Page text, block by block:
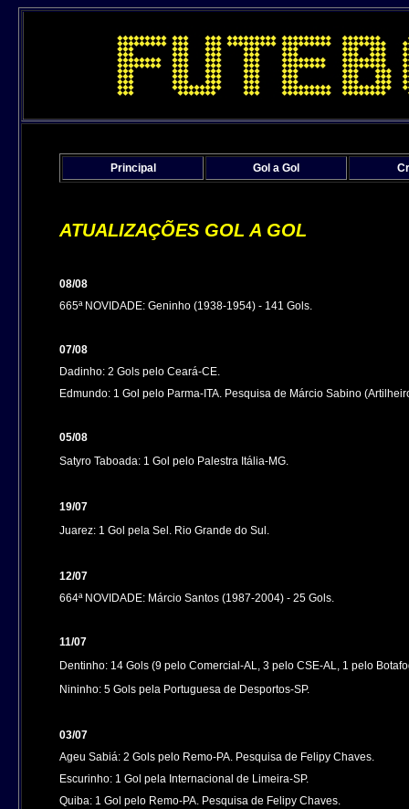
Principal Gol a Gol
ATUALIZAÇÕES GOL A GOL
08/08
665ª NOVIDADE: Geninho (1938-1954) - 141 Gols.
07/08
Dadinho: 2 Gols pelo Ceará-CE.
Edmundo: 1 Gol pelo Parma-ITA. Pesquisa de Márcio Sabino
05/08
Satyro Taboada: 1 Gol pelo Palestra Itália-MG.
19/07
Juarez: 1 Gol pela Sel. Rio Grande do Sul.
12/07
664ª NOVIDADE: Márcio Santos (1987-2004) - 25 Gols.
11/07
Dentinho: 14 Gols (9 pelo Comercial-AL, 3 pelo CSE-AL, 1 pelo
Nininho: 5 Gols pela Portuguesa de Desportos-SP.
03/07
Ageu Sabiá: 2 Gols pelo Remo-PA. Pesquisa de Felipy Chaves.
Escurinho: 1 Gol pela Internacional de Limeira-SP.
Quiba: 1 Gol pelo Remo-PA. Pesquisa de Felipy Chaves.